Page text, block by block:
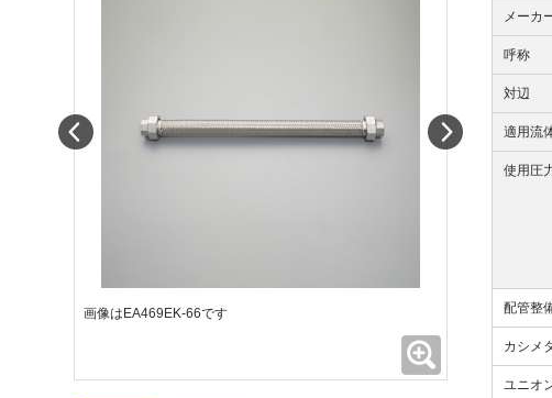
メーカ
呼称
対辺
適用流
使用圧
配管整
カシメ
ユニオ
画像はEA469EK-66です